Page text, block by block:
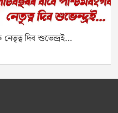
দিব শুভেন্দ্ৰই…